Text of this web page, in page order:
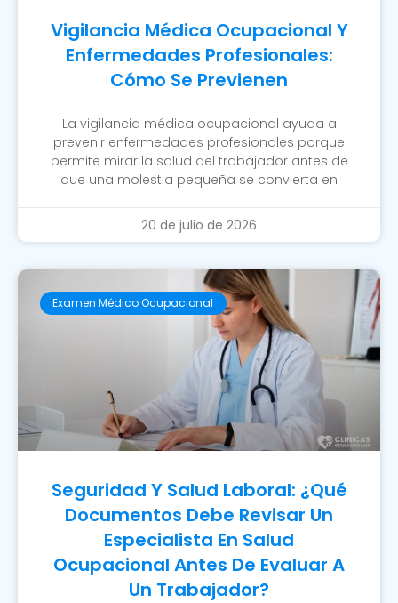
Vigilancia Médica Ocupacional Y
Enfermedades Profesionales:
Cómo Se Previenen
La vigilancia médica ocupacional ayuda a
prevenir enfermedades profesionales porque
permite mirar la salud del trabajador antes de
que una molestia pequeña se convierta en
20 de julio de 2026
Examen Médico Ocupacional
Seguridad Y Salud Laboral: ¿Qué
Documentos Debe Revisar Un
Especialista En Salud
Ocupacional Antes De Evaluar A
Un Trabajador?